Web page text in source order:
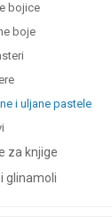
bojice
boje
i uljane pastele
za knjige
glinamoli